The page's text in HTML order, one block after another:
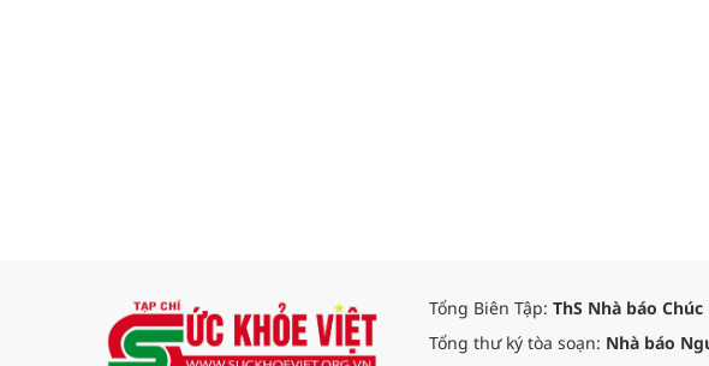
Tổng Biên Tập: ThS Nhà báo
Tổng thư ký tòa soạn: Nhà báo